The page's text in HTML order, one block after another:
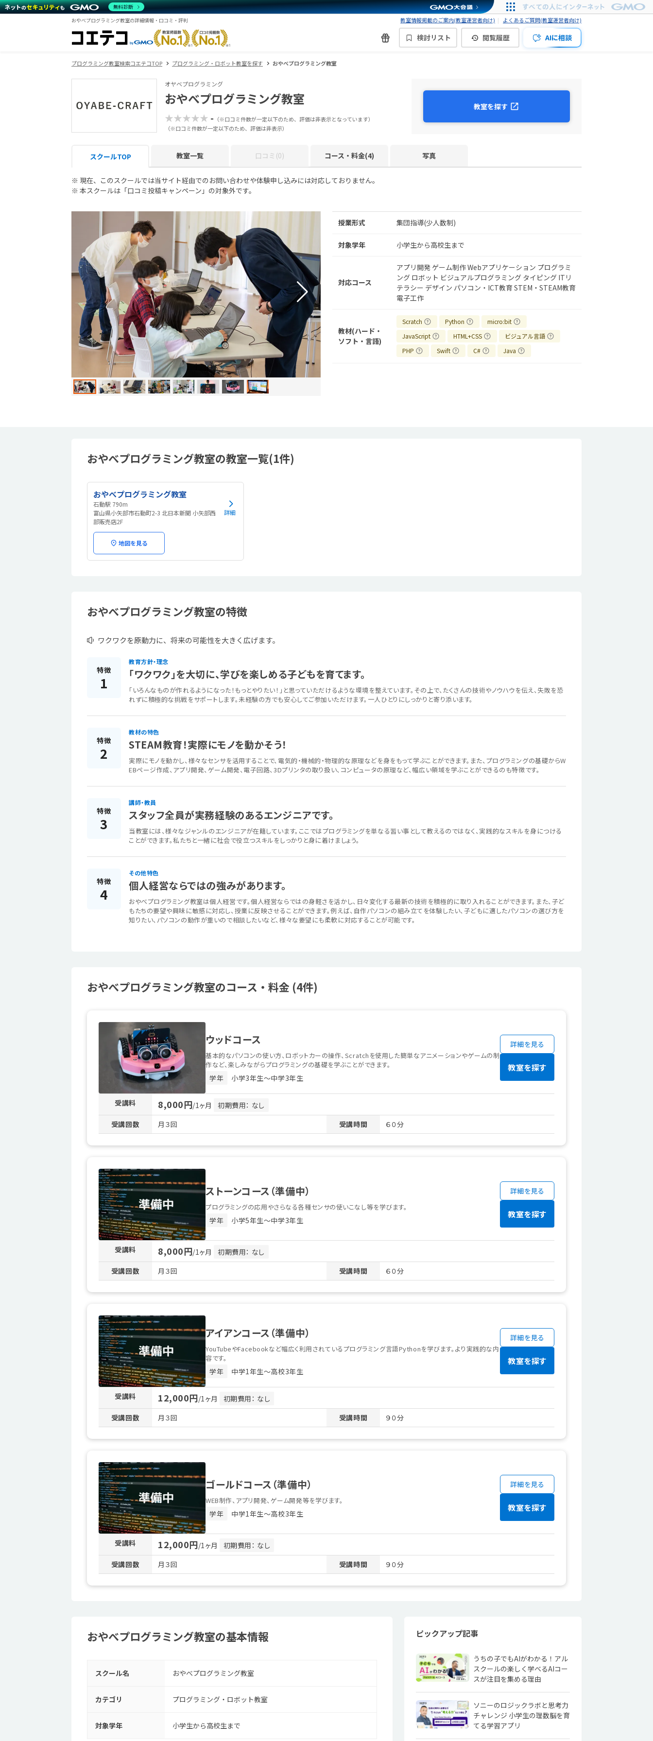
おやべプログラミング教室の詳細情報・口コミ・評判 教室情報掲載のご案内(教室運営者向け) よくあるご質問(教室運営者向け)
検討リスト 閲覧履歴 AIに相談
プログラミング教室検索コエテコTOP プログラミング・ロボット教室を探す おやべプログラミング教室
オヤベプログラミング
おやべプログラミング教室
★★★★★ - （※口コミ件数が一定以下のため、評価は非表示となっています）
（※口コミ件数が一定以下のため、評価は非表示）
教室を探す
スクールTOP 教室一覧 口コミ(0) コース・料金(4) 写真
※ 現在、このスクールでは当サイト経由でのお問い合わせや体験申し込みには対応しておりません。
※ 本スクールは「口コミ投稿キャンペーン」の対象外です。
授業形式 集団指導(少人数制)
対象学年 小学生から高校生まで
対応コース
アプリ開発 ゲーム制作Webアプリケーション プログラミ
ング ロボット ビジュアルプログラミング タイピング ITリ
テラシー デザイン パソコン・ICT教育 STEM・STEAM教育
電子工作
教材(ハード・
ソフト・言語)
Scratch Python
micro:bit
JavaScript
HTML+CSS
ビジュアル言語
PHP
Swift C# Java
おやべプログラミング教室の教室一覧(1件)
おやべプログラミング教室
石動駅 790m
富山県小矢部市石動町2-3 北日本新聞 小矢部西
部販売店2F
詳細
地図を見る
おやべプログラミング教室の特徴
ワクワクを原動力に、将来の可能性を大きく広げます。
特徴
1
教育方針・理念
「ワクワク」を大切に、学びを楽しめる子どもを育てます。
「いろんなものが作れるようになった！もっとやりたい！」と思っていただけるような環境を整えています。その上で、たくさんの技術やノウハウを伝え、失敗を恐
れずに積極的な挑戦をサポートします。未経験の方でも安心してご参加いただけます。一人ひとりにしっかりと寄り添います。
特徴
2
教材の特色
STEAM教育！実際にモノを動かそう！
実際にモノを動かし、様々なセンサを活用することで、電気的・機械的・物理的な原理などを身をもって学ぶことができます。また、プログラミングの基礎からW
EBページ作成、アプリ開発、ゲーム開発、電子回路、3Dプリンタの取り扱い、コンピュータの原理など、幅広い領域を学ぶことができるのも特徴です。
特徴
3
講師・教員
スタッフ全員が実務経験のあるエンジニアです。
当教室には、様々なジャンルのエンジニアが在籍しています。ここではプログラミングを単なる習い事として教えるのではなく、実践的なスキルを身につける
ことができます。私たちと一緒に社会で役立つスキルをしっかりと身に着けましょう。
特徴
4
その他特色
個人経営ならではの強みがあります。
おやべプログラミング教室は個人経営です。個人経営ならではの身軽さを活かし、日々変化する最新の技術を積極的に取り入れることができます。また、子ど
もたちの要望や興味に敏感に対応し、授業に反映させることができます。例えば、自作パソコンの組み立てを体験したい、子どもに適したパソコンの選び方を
知りたい、パソコンの動作が重いので相談したいなど、様々な要望にも柔軟に対応することが可能です。
おやべプログラミング教室のコース・料金 (4件)
ウッドコース
基本的なパソコンの使い方、ロボットカーの操作、Scratchを使用した簡単なアニメーションやゲームの制
作など、楽しみながらプログラミングの基礎を学ぶことができます。
学年 小学3年生〜中学3年生
詳細を見る
教室を探す
受講料 8,000円/1ヶ月
初期費用： なし
受講回数
月３回 受講時間 ６０分
ストーンコース（準備中）
プログラミングの応用やさらなる各種センサの使いこなし等を学びます。
学年 小学5年生〜中学3年生
詳細を見る
教室を探す
受講料 8,000円/1ヶ月
初期費用： なし
受講回数
月３回 受講時間 ６０分
アイアンコース（準備中）
YouTubeやFacebookなど幅広く利用されているプログラミング言語Pythonを学びます。より実践的な内
容です。
学年 中学1年生〜高校3年生
詳細を見る
教室を探す
受講料 12,000円/1ヶ月
初期費用： なし
受講回数
月３回 受講時間 ９０分
ゴールドコース（準備中）
WEB制作、アプリ開発、ゲーム開発等を学びます。
学年 中学1年生〜高校3年生
詳細を見る
教室を探す
受講料 12,000円/1ヶ月
初期費用： なし
受講回数
月３回 受講時間 ９０分
おやべプログラミング教室の基本情報
スクール名 おやべプログラミング教室
カテゴリ プログラミング・ロボット教室
対象学年 小学生から高校生まで
ピックアップ記事
うちの子でもAIがわかる！アル
スクールの楽しく学べるAIコー
スが注目を集める理由
ソニーのロジックラボと思考力
チャレンジ 小学生の理数脳を育
てる学習アプリ
無料診断